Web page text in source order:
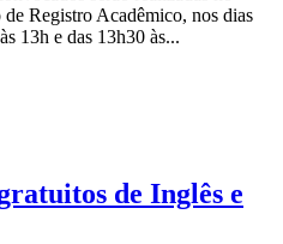
Registro Acadêmico, nos dias
13h e das 13h30 às...
de Inglês e